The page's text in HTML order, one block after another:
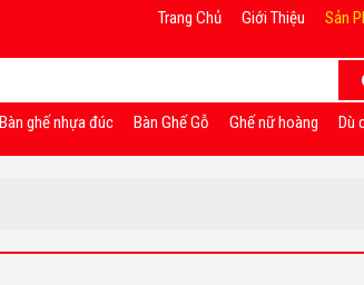
Trang Chủ Giới Thiệu Sản
Bàn ghế nhựa đúc Bàn Ghế Gỗ Ghế nữ hoàng Dù